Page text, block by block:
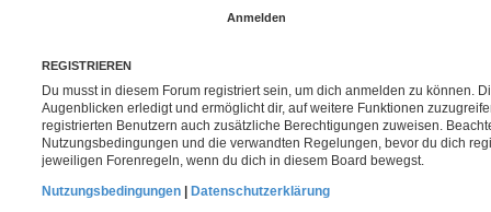
REGISTRIEREN
Du musst in diesem Forum registriert sein, um dich anmelden zu können.
Augenblicken erledigt und ermöglicht dir, auf weitere Funktionen
registrierten Benutzern auch zusätzliche Berechtigungen zuweisen.
Nutzungsbedingungen und die verwandten Regelungen, bevor du dich
jeweiligen Forenregeln, wenn du dich in diesem Board bewegst.
Nutzungsbedingungen
Datenschutzerklärung